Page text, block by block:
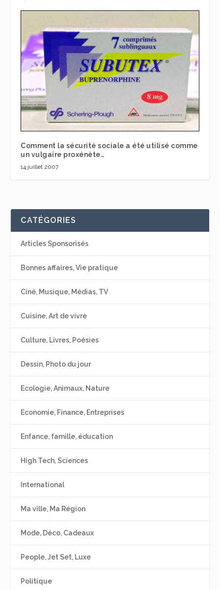
Comment la sécurité sociale a été utilisé comme
un vulgaire proxénète…
14 juillet 2007
CATÉGORIES
Articles Sponsorisés
Bonnes affaires, Vie pratique
Ciné, Musique, Médias, TV
Cuisine, Art de vivre
Culture, Livres, Poésies
Dessin, Photo du jour
Ecologie, Animaux, Nature
Economie, Finance, Entreprises
Enfance, famille, éducation
High Tech, Sciences
International
Ma ville, Ma Région
Mode, Déco, Cadeaux
People, Jet Set, Luxe
Politique